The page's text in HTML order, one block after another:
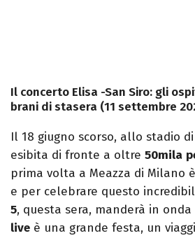
Il concerto Elisa -San Siro: gli
brani di stasera (11 settembre
Il 18 giugno scorso, allo stadio di
esibita di fronte a oltre 50mila
prima volta a Meazza di Milano
e per celebrare questo
5, questa sera, manderà in onda
live è una grande festa, un